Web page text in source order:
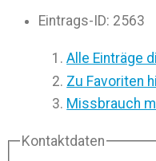
Eintrags-ID: 2563
Alle Einträge
Zu Favoriten
Missbrauch
Kontaktdaten